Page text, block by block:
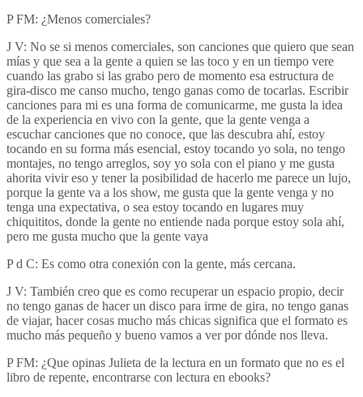
P FM: ¿Menos comerciales?
J V: No se si menos comerciales, son canciones que quiero que sean
mías y que sea a la gente a quien se las toco y en un tiempo vere
cuando las grabo si las grabo pero de momento esa estructura de
gira-disco me canso mucho, tengo ganas como de tocarlas. Escribir
canciones para mi es una forma de comunicarme, me gusta la idea
de la experiencia en vivo con la gente, que la gente venga a
escuchar canciones que no conoce, que las descubra ahí, estoy
tocando en su forma más esencial, estoy tocando yo sola, no tengo
montajes, no tengo arreglos, soy yo sola con el piano y me gusta
ahorita vivir eso y tener la posibilidad de hacerlo me parece un lujo,
porque la gente va a los show, me gusta que la gente venga y no
tenga una expectativa, o sea estoy tocando en lugares muy
chiquititos, donde la gente no entiende nada porque estoy sola ahí,
pero me gusta mucho que la gente vaya
P d C: Es como otra conexión con la gente, más cercana.
J V: También creo que es como recuperar un espacio propio, decir
no tengo ganas de hacer un disco para irme de gira, no tengo ganas
de viajar, hacer cosas mucho más chicas significa que el formato es
mucho más pequeño y bueno vamos a ver por dónde nos lleva.
P FM: ¿Que opinas Julieta de la lectura en un formato que no es el
libro de repente, encontrarse con lectura en ebooks?